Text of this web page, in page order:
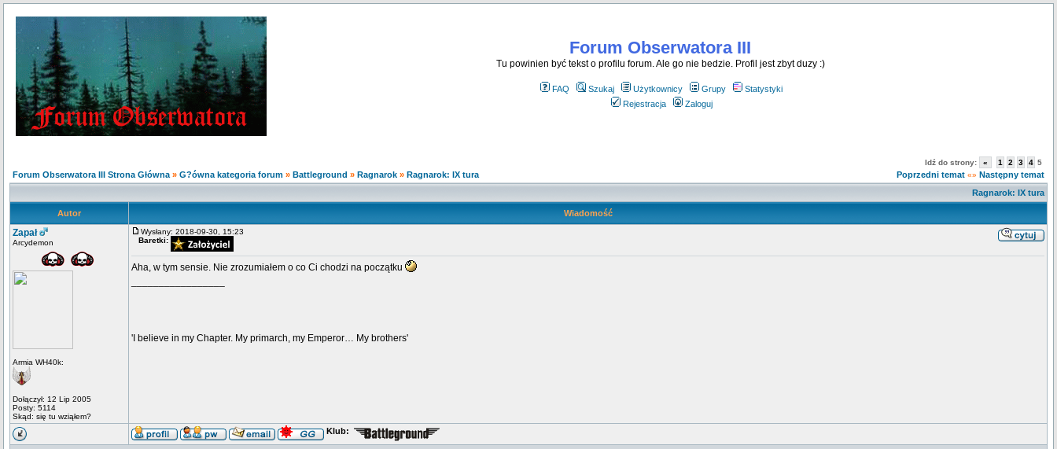
Forum Obserwatora III
Tu powinien być tekst o profilu forum. Ale go nie bedzie. Profil jest zbyt duzy :)
FAQ Szukaj Użytkownicy Grupy
Statystyki
Rejestracja
Zaloguj
Forum Obserwatora III Strona Główna » G?ówna kategoria forum » Battleground » Ragnarok » Ragnarok: IX tura
Idź do strony: « 1 2 3 4 5
Poprzedni temat «» Następny temat
Ragnarok: IX tura
Autor Wiadomość
Zapał
Arcydemon
Armia WH40k:
Dołączył: 12 Lip 2005
Posty: 5114
Skąd: się tu wziąłem?
Wysłany: 2018-09-30, 15:23
Baretki:
Aha, w tym sensie. Nie zrozumiałem o co Ci chodzi na początku
'I believe in my Chapter. My primarch, my Emperor… My brothers'
Klub: